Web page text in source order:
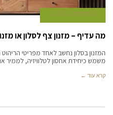
30 בספטמבר 2025
מה עדיף – מזנון צף לסלון או
המזנון בסלון נחשב לאחד מפריטי
משמש כיחידת אחסון לטלוויזיה, לממיר
קרא עוד ←